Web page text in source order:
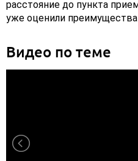
расстояние до пункта
уже оценили преимущества
Видео по теме